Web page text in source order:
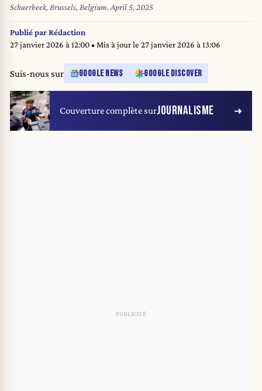
Schaerbeek, Brussels, Belgium. April 5, 2025
Publié parRédaction
27 janvier 2026 à 12:00• Mis à jour le 27 janvier 2026 à 13:06
Suis-nous sur GOOGLE NEWS GOOGLE DISCOVER
Couverture complète surJOURNALISME